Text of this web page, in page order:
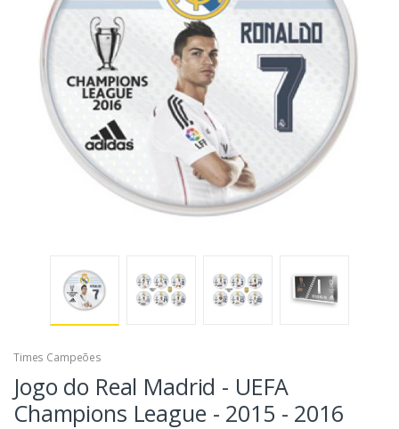
Times Campeões
Jogo do Real Madrid - UEFA
Champions League - 2015 - 2016